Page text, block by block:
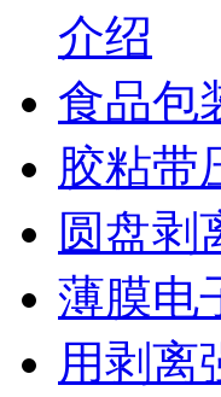
介绍
食品包
胶粘带
圆盘剥
薄膜电
用剥离